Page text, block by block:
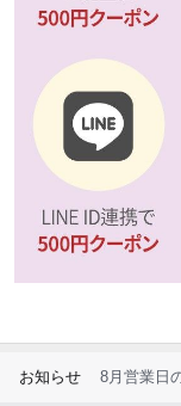
お知らせ 8月営業日